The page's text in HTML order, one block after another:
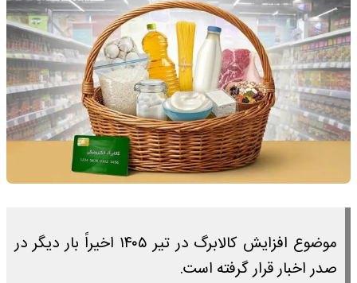
موضوع افزایش کالابرگ در تیر ۱۴۰۵ اخیراً بار دیگر در
صدر اخبار قرار گرفته است.